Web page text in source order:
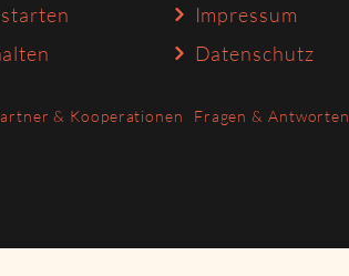
Impressum
Datenschutz
& Kooperationen
Fragen & Antworten